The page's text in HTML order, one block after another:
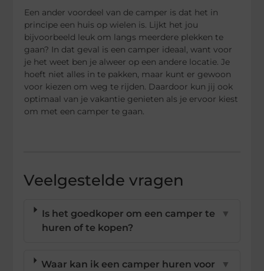
Een ander voordeel van de camper is dat het in
principe een huis op wielen is. Lijkt het jou
bijvoorbeeld leuk om langs meerdere plekken te
gaan? In dat geval is een camper ideaal, want voor
je het weet ben je alweer op een andere locatie. Je
hoeft niet alles in te pakken, maar kunt er gewoon
voor kiezen om weg te rijden. Daardoor kun jij ook
optimaal van je vakantie genieten als je ervoor kiest
om met een camper te gaan.
Veelgestelde vragen
Is het goedkoper om een camper te
huren of te kopen?
▼
Waar kan ik een camper huren voor
▼